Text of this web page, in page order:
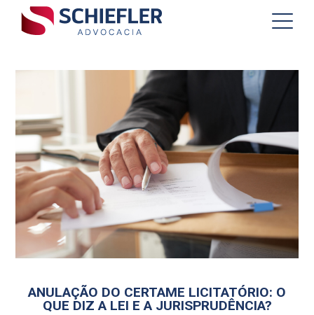
ANULAÇÃO DO CERTAME LICITATÓRIO: O
QUE DIZ A LEI E A JURISPRUDÊNCIA?